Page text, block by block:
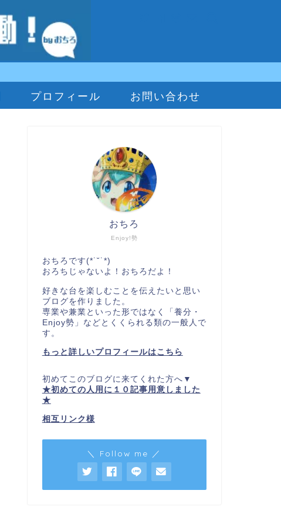
プロフィール お問い合わせ
Enjoy!勢
おちろ
おちろです(*˙˘˙*)
おろちじゃないよ！おちろだよ！
好きな台を楽しむことを伝えたいと思い
ブログを作りました。
専業や兼業といった形ではなく「養分・
Enjoy勢」などとくくられる類の一般人で
す。
もっと詳しいプロフィールはこちら
初めてこのブログに来てくれた方へ▼
★初めての人用に１０記事用意しました
★
相互リンク様
＼ Follow me ／